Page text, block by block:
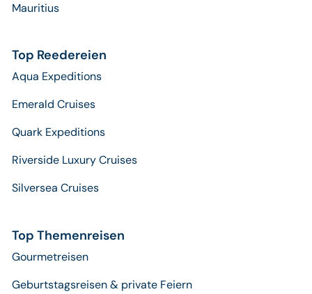
Mauritius
Top Reedereien
Aqua Expeditions
Emerald Cruises
Quark Expeditions
Riverside Luxury Cruises
Silversea Cruises
Top Themenreisen
Gourmetreisen
Geburtstagsreisen & private Feiern